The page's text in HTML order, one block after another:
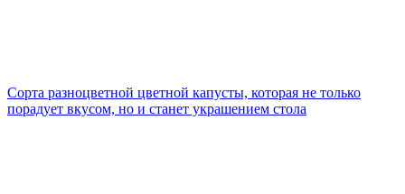
Сорта разноцветной цветной капусты, которая не только
порадует вкусом, но и станет украшением стола